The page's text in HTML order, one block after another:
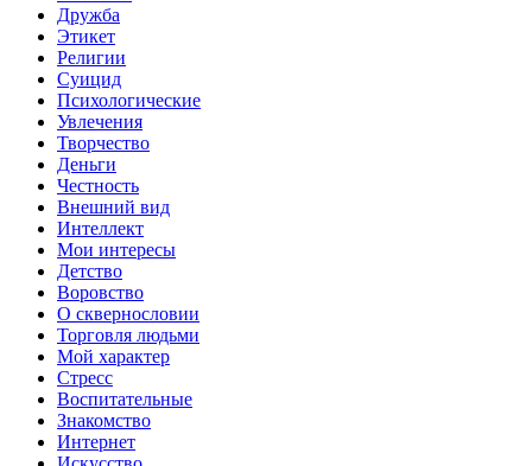
Дружба
Этикет
Религии
Суицид
Психологические
Увлечения
Творчество
Деньги
Честность
Внешний вид
Интеллект
Мои интересы
Детство
Воровство
О сквернословии
Торговля людьми
Мой характер
Стресс
Воспитательные
Знакомство
Интернет